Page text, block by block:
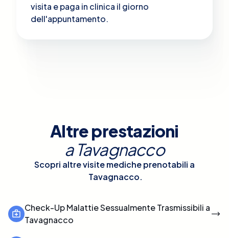
visita e paga in clinica il giorno
dell'appuntamento.
Altre prestazioni
a Tavagnacco
Scopri altre visite mediche prenotabili a
Tavagnacco.
Check-Up Malattie Sessualmente Trasmissibili a
Tavagnacco